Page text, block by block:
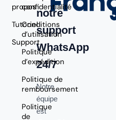
propos
Tutoriel
Support
confidentialité
Conditions
d’utilisation
Politique
d’expédition
Politique de
remboursement
Politique
de
notre
support
WhatsApp
24/7
Notre
équipe
est